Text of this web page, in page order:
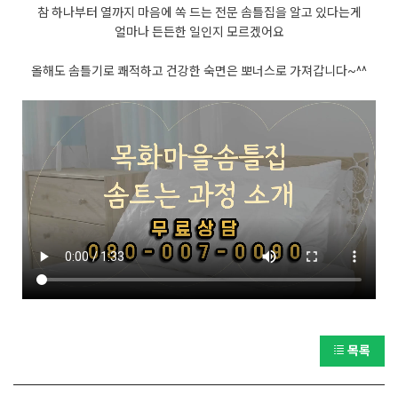
참 하나부터 열까지 마음에 쏙 드는 전문 솜틀집을 알고 있다는게
얼마나 든든한 일인지 모르겠어요
올해도 솜틀기로 쾌적하고 건강한 숙면은 뽀너스로 가져갑니다~^^
목록